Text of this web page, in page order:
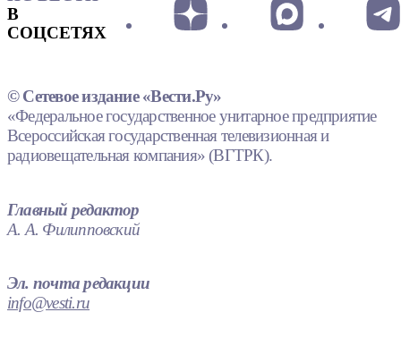
В
СОЦСЕТЯХ
© Сетевое издание «Вести.Ру»
«Федеральное государственное унитарное предприятие
Всероссийская государственная телевизионная и
радиовещательная компания» (ВГТРК).
Главный редактор
А. А. Филипповский
Эл. почта редакции
info@vesti.ru